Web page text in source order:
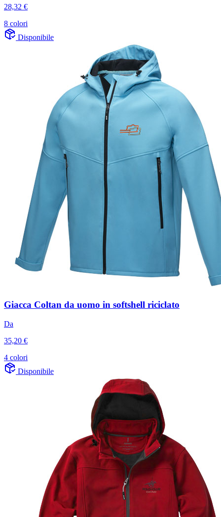
28,32 €
8 colori
Disponibile
Giacca Coltan da uomo in softshell riciclato
Da
35,20 €
4 colori
Disponibile